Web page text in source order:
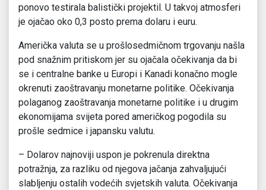
ponovo testirala balistički projektil. U takvoj atmosferi
je ojačao oko 0,3 posto prema dolaru i euru.
Američka valuta se u prošlosedmičnom trgovanju našla
pod snažnim pritiskom jer su ojačala očekivanja da bi
se i centralne banke u Europi i Kanadi konačno mogle
okrenuti zaoštravanju monetarne politike. Očekivanja
polaganog zaoštravanja monetarne politike i u drugim
ekonomijama svijeta pored američkog pogodila su
prošle sedmice i japansku valutu.
– Dolarov najnoviji uspon je pokrenula direktna
potražnja, za razliku od njegova jačanja zahvaljujući
slabljenju ostalih vodećih svjetskih valuta. Očekivanja